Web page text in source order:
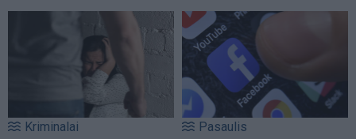
Kriminalai Pasaulis